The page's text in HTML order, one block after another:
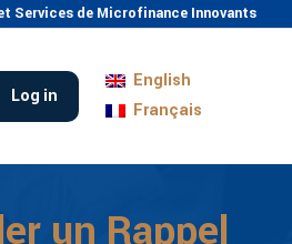
Services de Microfinance Innovants
Log in
English
Français
un Rappel